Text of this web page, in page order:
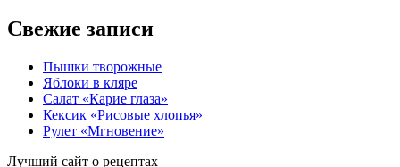
Свежие записи
Пышки творожные
Яблоки в кляре
Салат «Карие глаза»
Кексик «Рисовые хлопья»
Рулет «Мгновение»
Лучший сайт о рецептах